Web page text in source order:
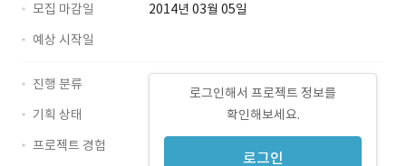
모집 마감일
2014년 03월 05일
예상 시작일
로그인해서 프로젝트 정보를
확인해보세요.
로그인
진행 분류
기획 상태
프로젝트 경험